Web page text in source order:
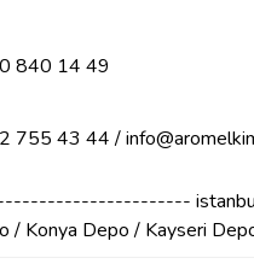
840 14 49
755 43 44 /
istanbul
/ Konya Depo / Kayseri